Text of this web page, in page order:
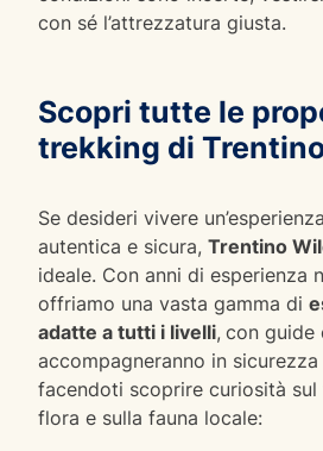
con sé l’attrezzatura giusta.
Scopri tutte le
trekking di
Se desideri vivere
autentica e sicura, Trentino
ideale. Con anni di esperienza
offriamo una vasta gamma di
adatte a tutti i livelli, con guide
accompagneranno in
facendoti scoprire curiosità
flora e sulla fauna locale: